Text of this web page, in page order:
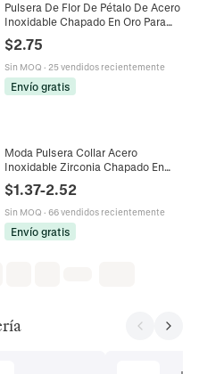
Pulsera De Flor De Pétalo De Acero
Inoxidable Chapado En Oro Para
Mujeres Con Zirconia Cúbica
Colorida Joyería Elegante
$2.75
Sin MOQ · 25 vendidos recientemente
Envío gratis
Moda Pulsera Collar Acero
Inoxidable Zirconia Chapado En
Oro 18K Cadena Clip Tenis
Empalme Joyería Mujeres
$1.37-2.52
Sin MOQ · 66 vendidos recientemente
Envío gratis